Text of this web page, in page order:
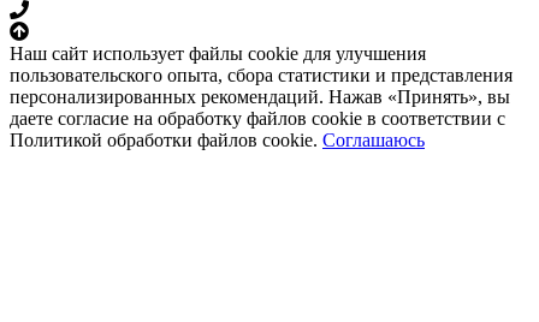
Наш сайт использует файлы cookie для улучшения
пользовательского опыта, сбора статистики и представления
персонализированных рекомендаций. Нажав «Принять», вы
даете согласие на обработку файлов cookie в соответствии с
Политикой обработки файлов cookie. Соглашаюсь